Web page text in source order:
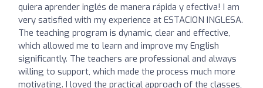
quiera aprender inglés de manera rápida y efectiva! I am
very satisfied with my experience at ESTACION INGLESA.
The teaching program is dynamic, clear and effective,
which allowed me to learn and improve my English
significantly. The teachers are professional and always
willing to support, which made the process much more
motivating. I loved the practical approach of the classes,